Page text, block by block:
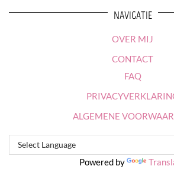
NAVIGATIE
OVER MIJ
CONTACT
FAQ
ALGEMENE
Powered by